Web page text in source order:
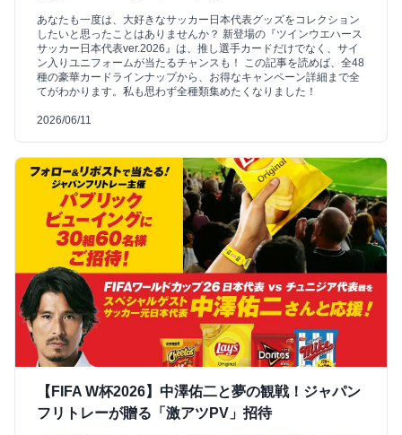
あなたも一度は、大好きなサッカー日本代表グッズをコレクション
したいと思ったことはありませんか？ 新登場の『ツインウエハース
サッカー日本代表ver.2026』は、推し選手カードだけでなく、サイ
ン入りユニフォームが当たるチャンスも！ この記事を読めば、全48
種の豪華カードラインナップから、お得なキャンペーン詳細まで全
てがわかります。私も思わず全種類集めたくなりました！
2026/06/11
【FIFA W杯2026】中澤佑二と夢の観戦！ジャパン
フリトレーが贈る「激アツPV」招待